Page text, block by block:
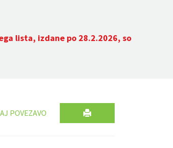
lista, izdane po 28.2.2026, so
POVEZAVO